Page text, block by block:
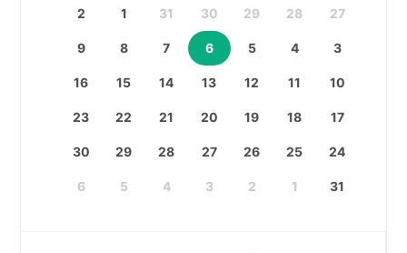
27
28
29
30
31
1
2
3
4
5
6
7
8
9
10
11
12
13
14
15
16
17
18
19
20
21
22
23
24
25
26
27
28
29
30
31
1
2
3
4
5
6